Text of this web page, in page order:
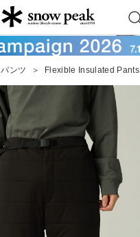
Snow Peak
パンツ ＞ Flexible Insulated Pants